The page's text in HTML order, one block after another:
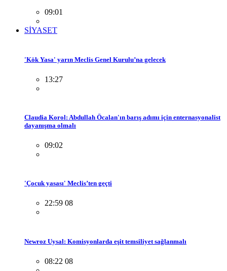
09:01
SİYASET
'Kök Yasa' yarın Meclis Genel Kurulu’na gelecek
13:27
Claudia Korol: Abdullah Öcalan'ın barış adımı için enternasyonalist
dayanışma olmalı
09:02
'Çocuk yasası' Meclis’ten geçti
22:59 08
Newroz Uysal: Komisyonlarda eşit temsiliyet sağlanmalı
08:22 08